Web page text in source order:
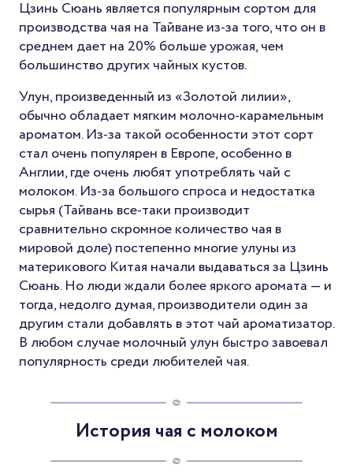
Цзинь Сюань является популярным сортом для
производства чая на Тайване из-за того, что он в
среднем дает на 20% больше урожая, чем
большинство других чайных кустов.
Улун, произведенный из «Золотой лилии»,
обычно обладает мягким молочно-карамельным
ароматом. Из-за такой особенности этот сорт
стал очень популярен в Европе, особенно в
Англии, где очень любят употреблять чай с
молоком. Из-за большого спроса и недостатка
сырья (Тайвань все-таки производит
сравнительно скромное количество чая в
мировой доле) постепенно многие улуны из
материкового Китая начали выдаваться за Цзинь
Сюань. Но люди ждали более яркого аромата — и
тогда, недолго думая, производители один за
другим стали добавлять в этот чай ароматизатор.
В любом случае молочный улун быстро завоевал
популярность среди любителей чая.
История чая с молоком